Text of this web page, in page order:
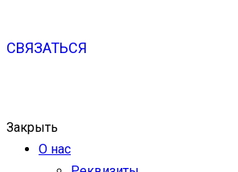
СВЯЗАТЬСЯ
Закрыть
О нас